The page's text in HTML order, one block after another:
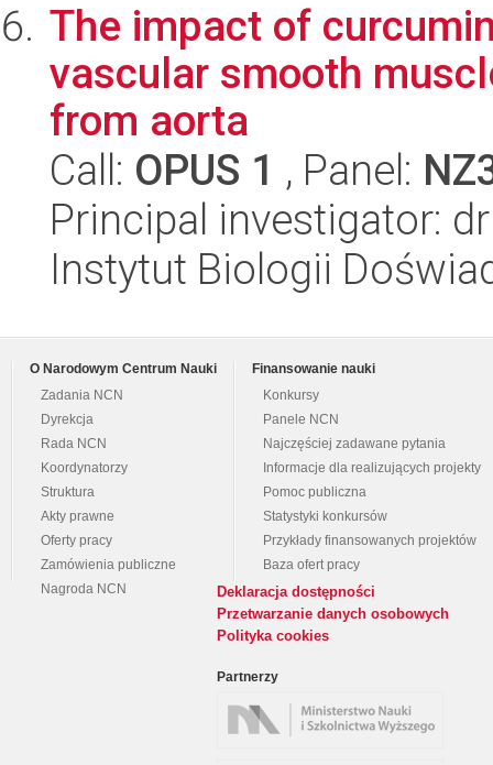
The impact of
vascular smooth
from aorta
Call: OPUS 1 , Panel:
Principal investigator:
Instytut Biologii
O Narodowym Centrum Nauki
Zadania NCN
Dyrekcja
Rada NCN
Koordynatorzy
Struktura
Akty prawne
Oferty pracy
Zamówienia publiczne
Nagroda NCN
Finansowanie nauki
Konkursy
Panele NCN
Najczęściej zadawane pytania
Informacje dla realizujących projekty
Pomoc publiczna
Statystyki konkursów
Przykłady finansowanych projektów
Baza ofert pracy
Deklaracja dostępności
Przetwarzanie danych osobowych
Polityka cookies
Partnerzy